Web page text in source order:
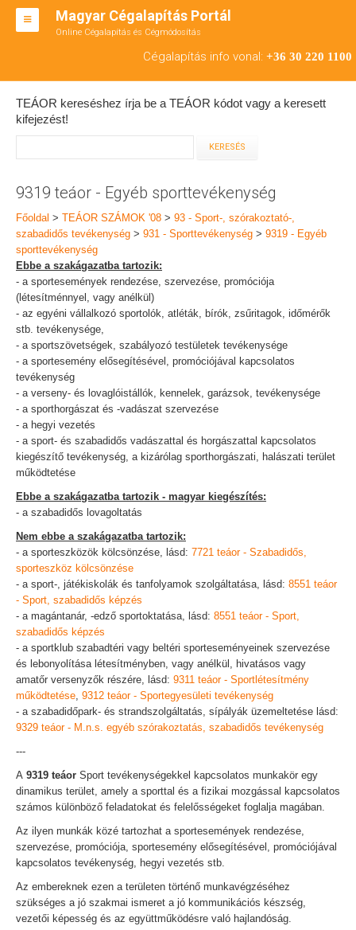
Magyar Cégalapítás Portál
Online Cégalapítás és Cégmódosítás
Cégalapítás info vonal: +36 30 220 1100
BT ALAPÍTÁS
RT ALAPÍTÁS
TEÁOR SZÁMOK '08
ENGEDÉLYKÖTELES
KAPCSOLAT
IRODÁK
TEÁOR kereséshez írja be a TEÁOR kódot vagy a keresett
kifejezést!
9319 teáor - Egyéb sporttevékenység
Főoldal > TEÁOR SZÁMOK '08 > 93 - Sport-, szórakoztató-,
szabadidős tevékenység > 931 - Sporttevékenység > 9319 - Egyéb
sporttevékenység
Ebbe a szakágazatba tartozik:
- a sportesemények rendezése, szervezése, promóciója
(létesítménnyel, vagy anélkül)
- az egyéni vállalkozó sportolók, atléták, bírók, zsűritagok, időmérők
stb. tevékenysége,
- a sportszövetségek, szabályozó testületek tevékenysége
- a sportesemény elősegítésével, promóciójával kapcsolatos
tevékenység
- a verseny- és lovaglóistállók, kennelek, garázsok, tevékenysége
- a sporthorgászat és -vadászat szervezése
- a hegyi vezetés
- a sport- és szabadidős vadászattal és horgászattal kapcsolatos
kiegészítő tevékenység, a kizárólag sporthorgászati, halászati terület
működtetése
Ebbe a szakágazatba tartozik - magyar kiegészítés:
- a szabadidős lovagoltatás
Nem ebbe a szakágazatba tartozik:
- a sporteszközök kölcsönzése, lásd: 7721 teáor - Szabadidős,
sporteszköz kölcsönzése
- a sport-, játékiskolák és tanfolyamok szolgáltatása, lásd: 8551 teáor
- Sport, szabadidős képzés
- a magántanár, -edző sportoktatása, lásd: 8551 teáor - Sport,
szabadidős képzés
- a sportklub szabadtéri vagy beltéri sporteseményeinek szervezése
és lebonyolítása létesítményben, vagy anélkül, hivatásos vagy
amatőr versenyzők részére, lásd: 9311 teáor - Sportlétesítmény
működtetése, 9312 teáor - Sportegyesületi tevékenység
- a szabadidőpark- és strandszolgáltatás, sípályák üzemeltetése lásd:
9329 teáor - M.n.s. egyéb szórakoztatás, szabadidős tevékenység
---
A 9319 teáor Sport tevékenységekkel kapcsolatos munkakör egy
dinamikus terület, amely a sporttal és a fizikai mozgással kapcsolatos
számos különböző feladatokat és felelősségeket foglalja magában.
Az ilyen munkák közé tartozhat a sportesemények rendezése,
szervezése, promóciója, sportesemény elősegítésével, promóciójával
kapcsolatos tevékenység, hegyi vezetés stb.
Az embereknek ezen a területen történő munkavégzéséhez
szükséges a jó szakmai ismeret a jó kommunikációs készség,
vezetői képesség és az együttműködésre való hajlandóság.